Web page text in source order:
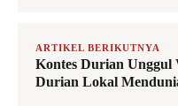
ARTIKEL BERIKUTNYA
Kontes Durian Unggul
Durian Lokal